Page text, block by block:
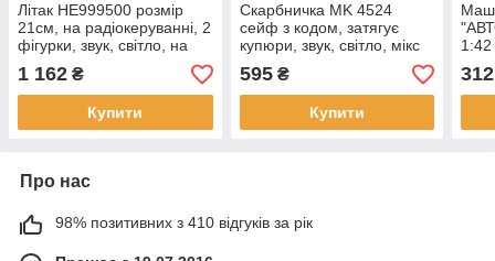
Літак HE999500 розмір
21см, на радіокеруванні, 2
фігурки, звук, світло, на
батарейці, в коробці, 24-
16-21см
1 162 ₴
Купити
Скарбничка MK 4524
сейф з кодом, затягує
купюри, звук, світло, мікс
кольорів, на батарейках
3АА, в коробці 15-21-15см
595₴
Купити
312
Про нас
98% позитивних з 410 відгуків за рік